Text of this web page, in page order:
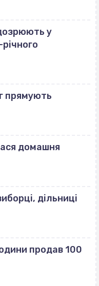
у
прямують
домашня
дільниці
продав 100